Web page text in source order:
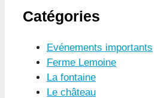
Catégories
Evénements importants
Ferme Lemoine
La fontaine
Le château